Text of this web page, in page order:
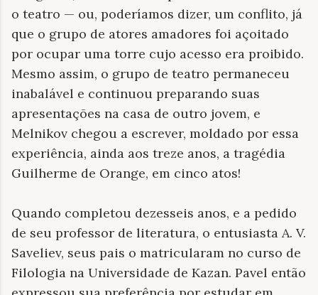
o teatro — ou, poderíamos dizer, um conflito, já
que o grupo de atores amadores foi açoitado
por ocupar uma torre cujo acesso era proibido.
Mesmo assim, o grupo de teatro permaneceu
inabalável e continuou preparando suas
apresentações na casa de outro jovem, e
Melnikov chegou a escrever, moldado por essa
experiência, ainda aos treze anos, a tragédia
Guilherme de Orange, em cinco atos!
Quando completou dezesseis anos, e a pedido
de seu professor de literatura, o entusiasta A. V.
Saveliev, seus pais o matricularam no curso de
Filologia na Universidade de Kazan. Pavel então